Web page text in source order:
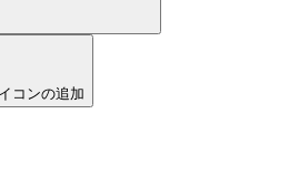
コンの追加